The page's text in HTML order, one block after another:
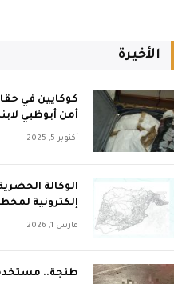
الأخيرة
كوكايين في
أمن أبوظبي
أكتوبر 5, 2025
الوكالة
إلكترونية
مارس 1, 2026
طنجة..